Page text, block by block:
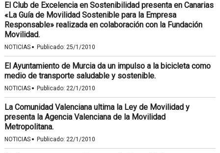
El Club de Excelencia en Sostenibilidad presenta en Canarias
«La Guía de Movilidad Sostenible para la Empresa
Responsable» realizada en colaboración con la Fundación
Movilidad.
NOTICIAS · Publicado: 25/1/2010
El Ayuntamiento de Murcia da un impulso a la bicicleta como
medio de transporte saludable y sostenible.
NOTICIAS · Publicado: 22/1/2010
La Comunidad Valenciana ultima la Ley de Movilidad y
presenta la Agencia Valenciana de la Movilidad
Metropolitana.
NOTICIAS · Publicado: 22/1/2010